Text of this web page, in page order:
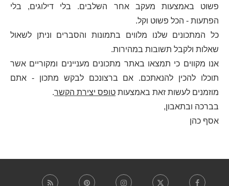
פשוט באמצעות מעקב אחר השלבים. בלי דילוגים, בלי
הפתעות - הכל פשוט וקל.
כל המתכונים שלנו מלווים בתמונות והסברים וניתן לשאול
שאלות ולקבל תשובות במהירות.
אנו מקווים כי תמצאו באתר מתכונים מעניינים ומקוריים אשר
תוכלו להכין להנאתכם. אם ברצונכם לבקש מתכון - אתם
מוזמנים לעשות זאת באמצעות טופס יצירת הקשר.
בברכה ובתאבון,
אסף כהן